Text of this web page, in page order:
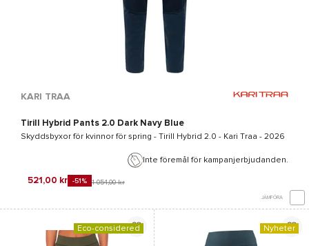
KARI TRAA
Tirill Hybrid Pants 2.0 Dark Navy Blue
Skyddsbyxor för kvinnor för spring - Tirill Hybrid 2.0 - Kari Traa - 2026
Inte föremål för kampanjerbjudanden.
521,00 kr -51% 1 054,00 kr
JÄMFÖRA
Eco-considered Nyheter